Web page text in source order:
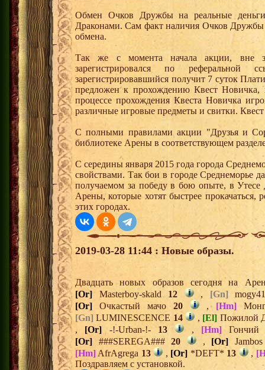
Обмен Очков Дружбы на реальные деньги
Драконами. Сам факт наличия Очков Дружбы
обмена.
Так же с момента начала акции, вне
зарегистрировался по
зарегистрировавшийся получит 7 суток
предложен к прохождению Квест
процессе прохождения Квеста Новичка
различные игровые предметы и свитки.
С полными правилами акции "Друзья и
библиотеке Арены в соответствующем
С середины января 2015 года города
свойствами. Так бои в городе Среднеморье
получаемом за победу в бою опыте, в
Арены, которые хотят быстрее прокачаться,
этих городах.
2019-03-28 11:44 : Новые образы.
Двадцать новых образов сегодня на
[Or] Masterboy-skald 12 , [Gn]
[Or] Очкастый мачо 20 , [Hm]
[Gn] LUMINESCENCE 14 , [El] Пожилой
, [Or] -!-Urban-!- 13 , [Hm]
[Or] ###SEREGA###20 , [Or]
[Hm] AfrAgrega 13 , [Or] *DEFT* 13 ,
Поздравляем с установкой.